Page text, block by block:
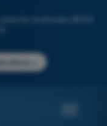
los exámenes AESA
ahora